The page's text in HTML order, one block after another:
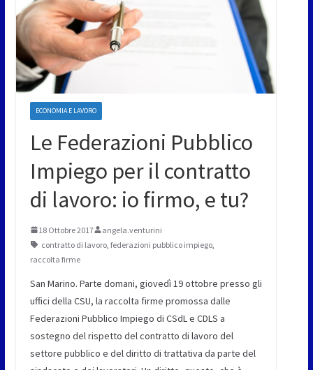
ECONOMIA E LAVORO
Le Federazioni Pubblico
Impiego per il contratto
di lavoro: io firmo, e tu?
18 Ottobre 2017
angela.venturini
contratto di lavoro, federazioni pubblico impiego,
raccolta firme
San Marino. Parte domani, giovedì 19 ottobre presso gli
uffici della CSU, la raccolta firme promossa dalle
Federazioni Pubblico Impiego di CSdL e CDLS a
sostegno del rispetto del contratto di lavoro del
settore pubblico e del diritto di trattativa da parte del